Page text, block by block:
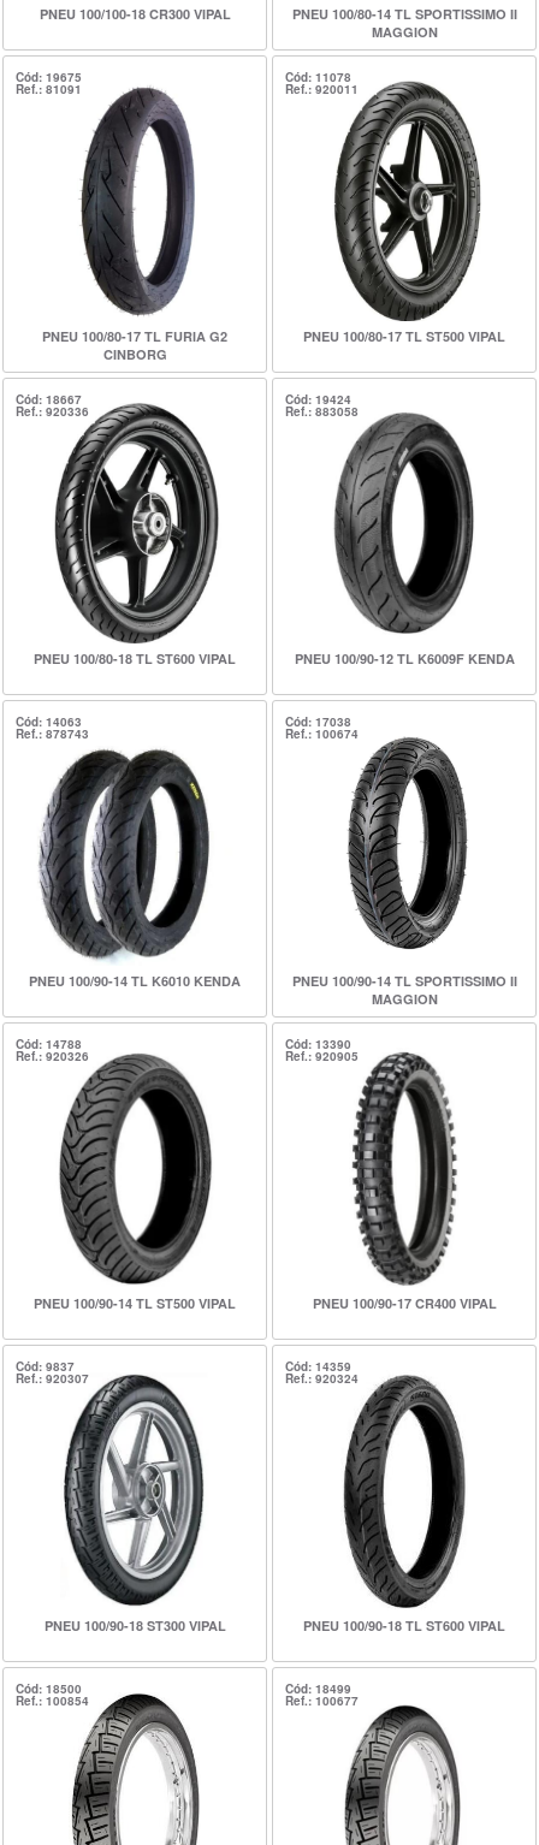
PNEU 100/100-18 CR300 VIPAL
PNEU 100/80-14 TL SPORTISSIMO II
MAGGION
Cód: 19675
Ref.: 81091
PNEU 100/80-17 TL FURIA G2
CINBORG
Cód: 11078
Ref.: 920011
PNEU 100/80-17 TL ST500 VIPAL
Cód: 18667
Ref.: 920336
PNEU 100/80-18 TL ST600 VIPAL
Cód: 19424
Ref.: 883058
PNEU 100/90-12 TL K6009F KENDA
Cód: 14063
Ref.: 878743
PNEU 100/90-14 TL K6010 KENDA
Cód: 17038
Ref.: 100674
PNEU 100/90-14 TL SPORTISSIMO II
MAGGION
Cód: 14788
Ref.: 920326
PNEU 100/90-14 TL ST500 VIPAL
Cód: 13390
Ref.: 920905
PNEU 100/90-17 CR400 VIPAL
Cód: 9837
Ref.: 920307
PNEU 100/90-18 ST300 VIPAL
Cód: 14359
Ref.: 920324
PNEU 100/90-18 TL ST600 VIPAL
Cód: 18500
Ref.: 100854
Cód: 18499
Ref.: 100677